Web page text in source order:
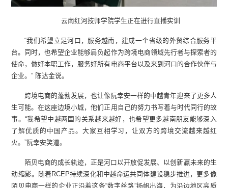
云南红河技师学院学生正在进行直播实训
“我们希望立足河口，服务越南，建成一个省级的外贸综合服务平
台。同时，也希望企业能够肩负起作为跨境电商领域先行者与探索者的
使命，做好本职工作，服务好所有电商平台以及来到河口的合作伙伴与
企业。” 陈达金说。
跨境电商的蓬勃发展，也让像阮幸安一样的中越青年迎来了更多人
生可能。在这座边境小城，他们正用自己的努力书写着与时代同行的故
事。“我希望中越两国的关系越来越好，也希望更多越南朋友能够深入
了解优质的中国产品。大家互相学习，让双方的跨境交流越来越红
火。”阮幸安笑道。
陌贝电商的成长轨迹，正是河口以开放促发展、以创新赢未来的生
动缩影。随着RCEP持续深化和中越命运共同体建设稳步推进，更多像
陌贝电商一样的企业正沿着这条“数字丝路”扬帆出海，为沿边地区高质